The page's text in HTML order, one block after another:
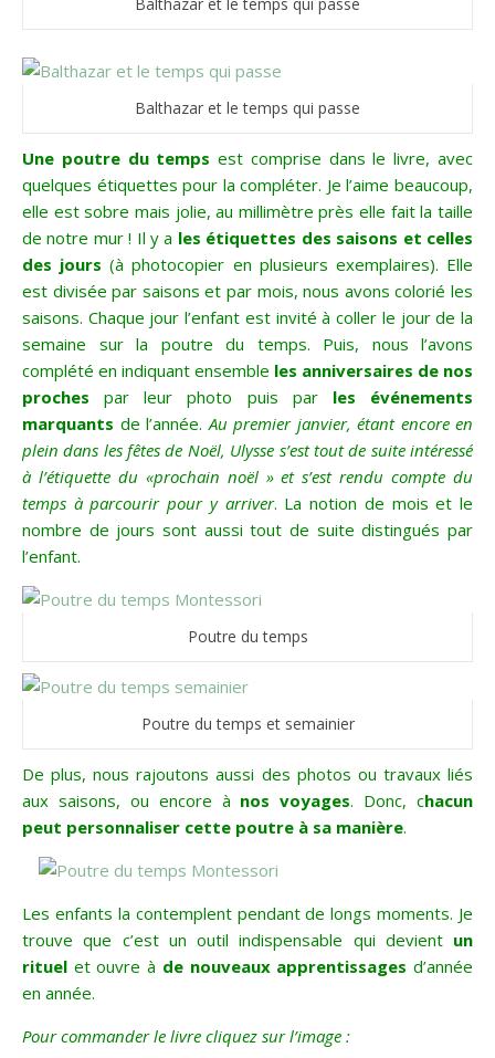
Balthazar et le temps qui passe
Une poutre du temps est comprise dans le livre, avec
quelques étiquettes pour la compléter. Je l’aime beaucoup,
elle est sobre mais jolie, au millimètre près elle fait la taille
de notre mur ! Il y a les étiquettes des saisons et celles
des jours (à photocopier en plusieurs exemplaires). Elle
est divisée par saisons et par mois, nous avons colorié les
saisons. Chaque jour l’enfant est invité à coller le jour de la
semaine sur la poutre du temps. Puis, nous l’avons
complété en indiquant ensemble les anniversaires de nos
proches par leur photo puis par les événements
marquants de l’année.Au premier janvier, étant encore en
plein dans les fêtes de Noël, Ulysse s’est tout de suite intéressé
à l’étiquette du «prochain noël » et s’est rendu compte du
temps à parcourir pour y arriver. La notion de mois et le
nombre de jours sont aussi tout de suite distingués par
l’enfant.
Poutre du temps
Poutre du temps et semainier
De plus, nous rajoutons aussi des photos ou travaux liés
aux saisons, ou encore à nos voyages. Donc, chacun
peut personnaliser cette poutre à sa manière.
Les enfants la contemplent pendant de longs moments. Je
trouve que c’est un outil indispensable qui devient un
rituel et ouvre à de nouveaux apprentissages d’année
en année.
Pour commander le livre cliquez sur l’image :